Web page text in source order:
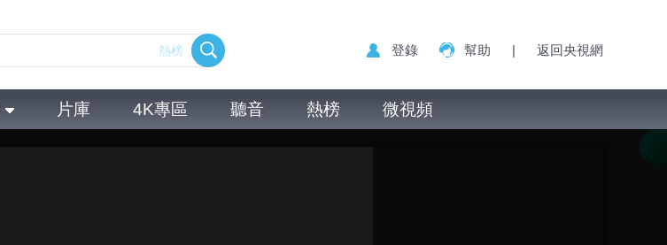
熱榜 登錄 幫助 | 返回央視網
片庫 4K專區 聽音 熱榜 微視頻